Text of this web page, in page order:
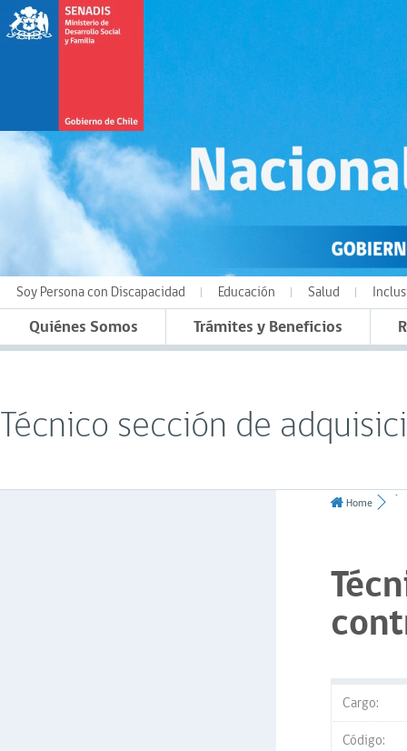
Soy Persona con Discapacidad Educación Salud
Quiénes Somos Trámites y Beneficios
Técnico sección de
Home
Cargo:
Código: